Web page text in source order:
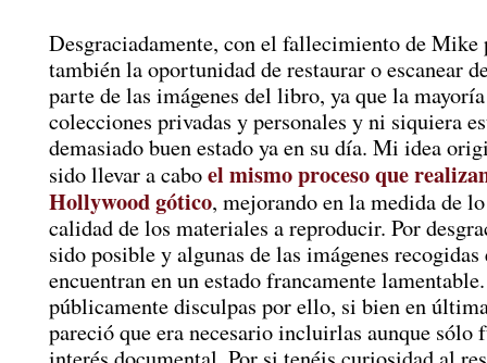
Desgraciadamente, con el fallecimiento de Mike
también la oportunidad de restaurar o escanear
parte de las imágenes del libro, ya que la
colecciones privadas y personales y ni siquiera
demasiado buen estado ya en su día. Mi idea
sido llevar a caboel mismo proceso que
Hollywood gótico, mejorando en la medida de
calidad de los materiales a reproducir. Por
sido posible y algunas de las imágenes
encuentran en un estado francamente
públicamente disculpas por ello, si bien en
pareció que era necesario incluirlas aunque sólo